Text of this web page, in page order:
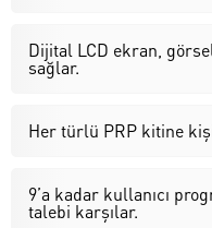
Dijital LCD ekran,
sağlar.
Her türlü PRP kitine
9’a kadar kullanıcı
talebi karşılar.